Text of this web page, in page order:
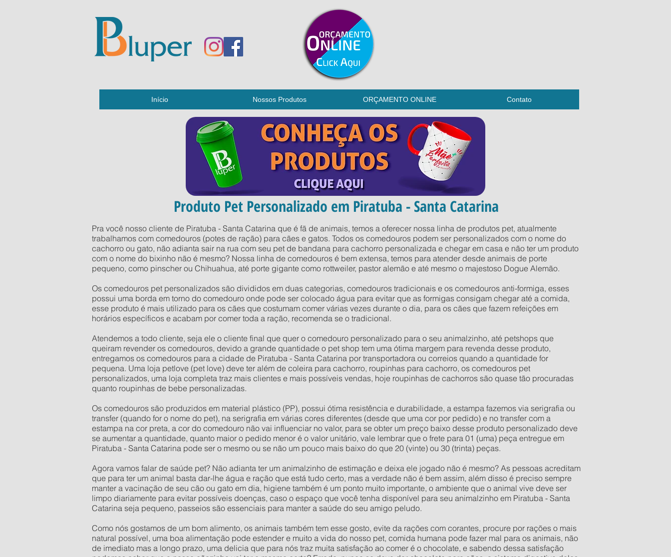
Início Nossos Produtos ORÇAMENTO ONLINE Contato
Produto Pet Personalizado em Piratuba - Santa Catarina
Pra você nosso cliente de Piratuba - Santa Catarina que é fã de animais, temos a oferecer nossa linha de produtos pet, atualmente
trabalhamos com comedouros (potes de ração) para cães e gatos. Todos os comedouros podem ser personalizados com o nome do
cachorro ou gato, não adianta sair na rua com seu pet de bandana para cachorro personalizada e chegar em casa e não ter um produto
com o nome do bixinho não é mesmo? Nossa linha de comedouros é bem extensa, temos para atender desde animais de porte
pequeno, como pinscher ou Chihuahua, até porte gigante como rottweiler, pastor alemão e até mesmo o majestoso Dogue Alemão.
Os comedouros pet personalizados são divididos em duas categorias, comedouros tradicionais e os comedouros anti-formiga, esses
possui uma borda em torno do comedouro onde pode ser colocado água para evitar que as formigas consigam chegar até a comida,
esse produto é mais utilizado para os cães que costumam comer várias vezes durante o dia, para os cães que fazem refeições em
horários específicos e acabam por comer toda a ração, recomenda se o tradicional.
Atendemos a todo cliente, seja ele o cliente final que quer o comedouro personalizado para o seu animalzinho, até petshops que
queiram revender os comedouros, devido a grande quantidade o pet shop tem uma ótima margem para revenda desse produto,
entregamos os comedouros para a cidade de Piratuba - Santa Catarina por transportadora ou correios quando a quantidade for
pequena. Uma loja petlove (pet love) deve ter além de coleira para cachorro, roupinhas para cachorro, os comedouros pet
personalizados, uma loja completa traz mais clientes e mais possíveis vendas, hoje roupinhas de cachorros são quase tão procuradas
quanto roupinhas de bebe personalizadas.
Os comedouros são produzidos em material plástico (PP), possui ótima resistência e durabilidade, a estampa fazemos via serigrafia ou
transfer (quando for o nome do pet), na serigrafia em várias cores diferentes (desde que uma cor por pedido) e no transfer com a
estampa na cor preta, a cor do comedouro não vai influenciar no valor, para se obter um preço baixo desse produto personalizado deve
se aumentar a quantidade, quanto maior o pedido menor é o valor unitário, vale lembrar que o frete para 01 (uma) peça entregue em
Piratuba - Santa Catarina pode ser o mesmo ou se não um pouco mais baixo do que 20 (vinte) ou 30 (trinta) peças.
Agora vamos falar de saúde pet? Não adianta ter um animalzinho de estimação e deixa ele jogado não é mesmo? As pessoas acreditam
que para ter um animal basta dar-lhe água e ração que está tudo certo, mas a verdade não é bem assim, além disso é preciso sempre
manter a vacinação de seu cão ou gato em dia, higiene também é um ponto muito importante, o ambiente que o animal vive deve ser
limpo diariamente para evitar possíveis doenças, caso o espaço que você tenha disponível para seu animalzinho em Piratuba - Santa
Catarina seja pequeno, passeios são essenciais para manter a saúde do seu amigo peludo.
Como nós gostamos de um bom alimento, os animais também tem esse gosto, evite da rações com corantes, procure por rações o mais
natural possível, uma boa alimentação pode estender e muito a vida do nosso pet, comida humana pode fazer mal para os animais, não
de imediato mas a longo prazo, uma delicia que para nós traz muita satisfação ao comer é o chocolate, e sabendo dessa satisfação